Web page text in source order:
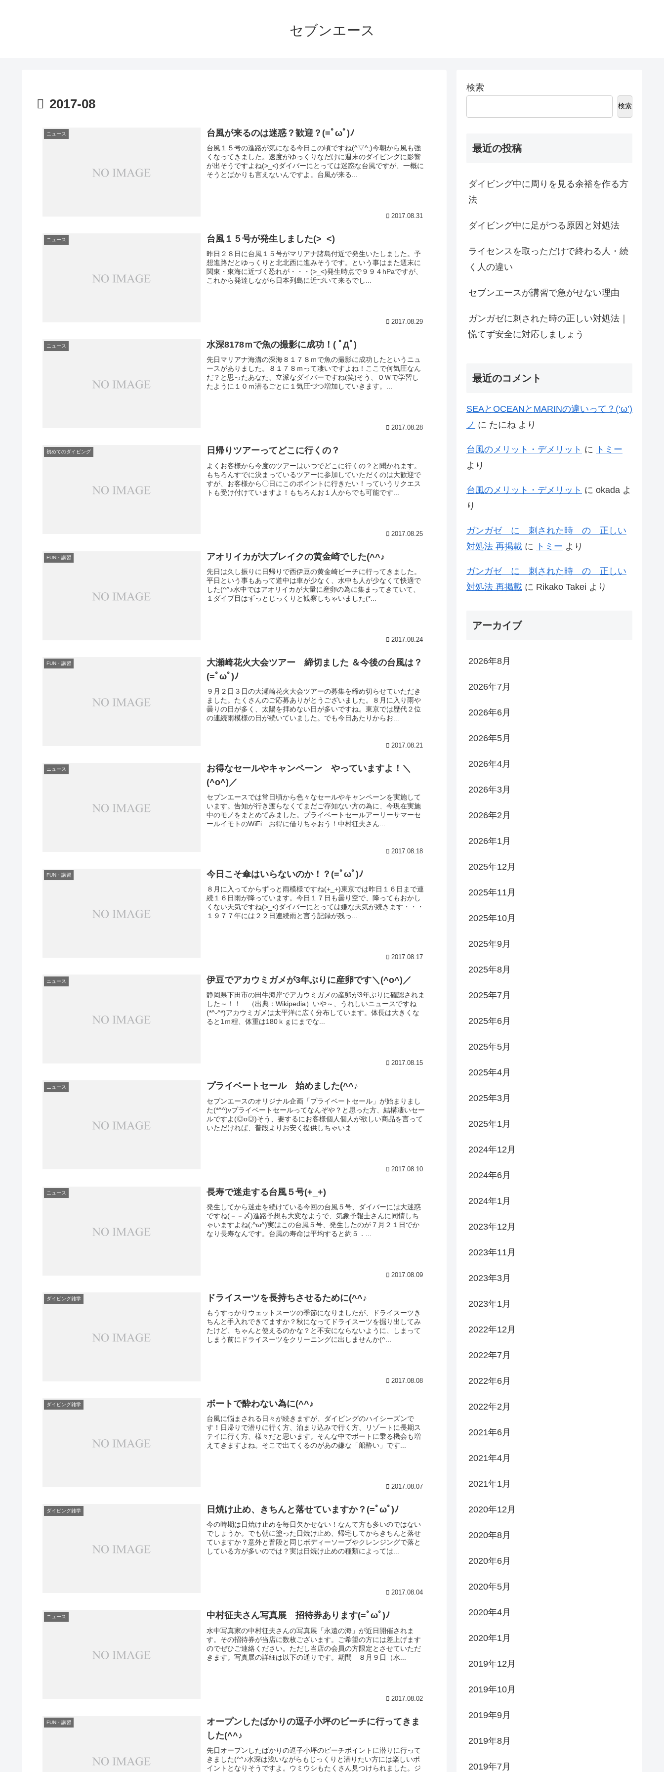
セブンエース
2017-08
ニュース 台風が来るのは迷惑？歓迎？(=ﾟωﾟ)ﾉ
台風１５号の進路が気になる今日この頃ですね(^▽^;)今朝から風も強
くなってきました。速度がゆっくりなだけに週末のダイビングに影響
が出そうですよね(>_<)ダイバーにとっては迷惑な台風ですが、一概に
そうとばかりも言えないんですよ。台風が来る...
2017.08.31
ニュース 台風１５号が発生しました(>_<)
昨日２８日に台風１５号がマリアナ諸島付近で発生いたしました。予
想進路だとゆっくりと北北西に進みそうです。という事はまた週末に
関東・東海に近づく恐れが・・・(>_<)発生時点で９９４hPaですが、
これから発達しながら日本列島に近づいて来るでし...
2017.08.29
ニュース 水深8178ｍで魚の撮影に成功！( ﾟДﾟ)
先日マリアナ海溝の深海８１７８ｍで魚の撮影に成功したというニュ
ースがありました。８１７８ｍって凄いですよね！ここで何気圧なん
だ？と思ったあなた、立派なダイバーですね(笑)そう、ＯＷで学習し
たように１０ｍ潜るごとに１気圧づつ増加していきます。...
2017.08.28
初めてのダイビング 日帰りツアーってどこに行くの？
よくお客様から今度のツアーはいつでどこに行くの？と聞かれます。
もちろんすでに決まっているツアーに参加していただくのは大歓迎で
すが、お客様から〇日にこのポイントに行きたい！っていうリクエス
トも受け付けていますよ！もちろんお１人からでも可能です...
2017.08.25
FUN・講習 アオリイカが大ブレイクの黄金崎でした(^^♪
先日は久し振りに日帰りで西伊豆の黄金崎ビーチに行ってきました。
平日という事もあって道中は車が少なく、水中も人が少なくて快適で
した(^^♪水中ではアオリイカが大量に産卵の為に集まってきていて、
１ダイブ目はずっとじっくりと観察しちゃいました(*...
2017.08.24
FUN・講習
大瀬崎花火大会ツアー 締切ました ＆今後の台風は？
(=ﾟωﾟ)ﾉ
９月２日３日の大瀬崎花火大会ツアーの募集を締め切らせていただき
ました。たくさんのご応募ありがとうございました。８月に入り雨や
曇りの日が多く、太陽を拝めない日が多いですね。東京では歴代２位
の連続雨模様の日が続いていました。でも今日あたりからお...
2017.08.21
ニュース
お得なセールやキャンペーン やっていますよ！＼
(^o^)／
セブンエースでは常日頃から色々なセールやキャンペーンを実施して
います。告知が行き渡らなくてまだご存知ない方の為に、今現在実施
中のモノをまとめてみました。プライベートセールアーリーサマーセ
ールイモトのWiFi お得に借りちゃおう！中村征夫さん...
2017.08.18
FUN・講習 今日こそ傘はいらないのか！？(=ﾟωﾟ)ﾉ
８月に入ってからずっと雨模様ですね(+_+)東京では昨日１６日まで連
続１６日雨が降っています。今日１７日も曇り空で、降ってもおかし
くない天気ですね(>_<)ダイバーにとっては嫌な天気が続きます・・・
１９７７年には２２日連続雨と言う記録が残っ...
2017.08.17
ニュース 伊豆でアカウミガメが3年ぶりに産卵です＼(^o^)／
静岡県下田市の田牛海岸でアカウミガメの産卵が3年ぶりに確認されま
した～！！ （出典：Wikipedia）いや～、うれしいニュースですね
(*^-^*)アカウミガメは太平洋に広く分布しています。体長は大きくな
ると1ｍ程、体重は180ｋｇにまでな...
2017.08.15
ニュース プライベートセール 始めました(^^♪
セブンエースのオリジナル企画「プライベートセール」が始まりまし
た(*^^)vプライベートセールってなんぞや？と思った方、結構凄いセー
ルですよ(◎o◎)そう、要するにお客様個人個人が欲しい商品を言って
いただければ、普段よりお安く提供しちゃいま...
2017.08.10
ニュース 長寿で迷走する台風５号(+_+)
発生してから迷走を続けている今回の台風５号、ダイバーには大迷惑
ですね(－－〆)進路予想も大変なようで、気象予報士さんに同情しち
ゃいますよね(;^ω^)実はこの台風５号、発生したのが７月２１日でか
なり長寿なんです。台風の寿命は平均すると約５．...
2017.08.09
ダイビング雑学 ドライスーツを長持ちさせるために(^^♪
もうすっかりウェットスーツの季節になりましたが、ドライスーツき
ちんと手入れできてますか？秋になってドライスーツを掘り出してみ
たけど、ちゃんと使えるのかな？と不安にならないように、しまって
しまう前にドライスーツをクリーニングに出しませんか(^...
2017.08.08
ダイビング雑学 ボートで酔わない為に(^^♪
台風に悩まされる日々が続きますが、ダイビングのハイシーズンで
す！日帰りで潜りに行く方、泊まり込みで行く方、リゾートに長期ス
テイに行く方、様々だと思います。そんな中でボートに乗る機会も増
えてきますよね。そこで出てくるのがあの嫌な「船酔い」です...
2017.08.07
ダイビング雑学 日焼け止め、きちんと落せていますか？(=ﾟωﾟ)ﾉ
今の時期は日焼け止めを毎日欠かせない！なんて方も多いのではない
でしょうか。でも朝に塗った日焼け止め、帰宅してからきちんと落せ
ていますか？意外と普段と同じボディーソープやクレンジングで落と
している方が多いのでは？実は日焼け止めの種類によっては...
2017.08.04
ニュース 中村征夫さん写真展 招待券あります(=ﾟωﾟ)ﾉ
水中写真家の中村征夫さんの写真展「永遠の海」が近日開催されま
す。その招待券が当店に数枚ございます。ご希望の方には差上げます
のでぜひご連絡ください。ただし当店の会員の方限定とさせていただ
きます。写真展の詳細は以下の通りです。期間 ８月９日（水...
2017.08.02
FUN・講習
オープンしたばかりの逗子小坪のビーチに行ってきま
した(^^♪
先日オープンしたばかりの逗子小坪のビーチポイントに潜りに行って
きました(^^♪水深は浅いながらもじっくりと潜りたい方には楽しいポ
イントとなりそうですよ。ウミウシもたくさん見つけられました。ジ
検索
検索
最近の投稿
ダイビング中に周りを見る余裕を作る方
法
ダイビング中に足がつる原因と対処法
ライセンスを取っただけで終わる人・続
く人の違い
セブンエースが講習で急がせない理由
ガンガゼに刺された時の正しい対処法｜
慌てず安全に対応しましょう
最近のコメント
SEAとOCEANとMARINの違いって？(‘ω’)
ノ に たにね より
台風のメリット・デメリット に
トミー
より
台風のメリット・デメリット に okada よ
り
ガンガゼ に 刺された時 の 正しい
対処法 再掲載 に トミー より
ガンガゼ に 刺された時 の 正しい
対処法 再掲載 に Rikako Takei より
アーカイブ
2026年8月
2026年7月
2026年6月
2026年5月
2026年4月
2026年3月
2026年2月
2026年1月
2025年12月
2025年11月
2025年10月
2025年9月
2025年8月
2025年7月
2025年6月
2025年5月
2025年4月
2025年3月
2025年1月
2024年12月
2024年6月
2024年1月
2023年12月
2023年11月
2023年3月
2023年1月
2022年12月
2022年7月
2022年6月
2022年2月
2021年6月
2021年4月
2021年1月
2020年12月
2020年8月
2020年6月
2020年5月
2020年4月
2020年1月
2019年12月
2019年10月
2019年9月
2019年8月
2019年7月